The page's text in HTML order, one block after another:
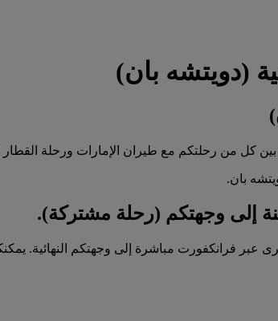
(دويتشه بان)
كل من رحلتكم مع طيران الإمارات ورحلة
بان.
إلى وجهتكم (رحلة مشتركة).
فرانكفورت مباشرة إلى وجهتكم النهائية.